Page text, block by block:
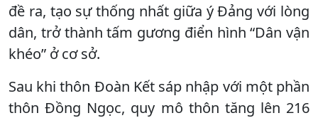
đề ra, tạo sự thống nhất giữa ý Đảng với lòng
dân, trở thành tấm gương điển hình “Dân vận
khéo” ở cơ sở.
Sau khi thôn Đoàn Kết sáp nhập với một phần
thôn Đồng Ngọc, quy mô thôn tăng lên 216